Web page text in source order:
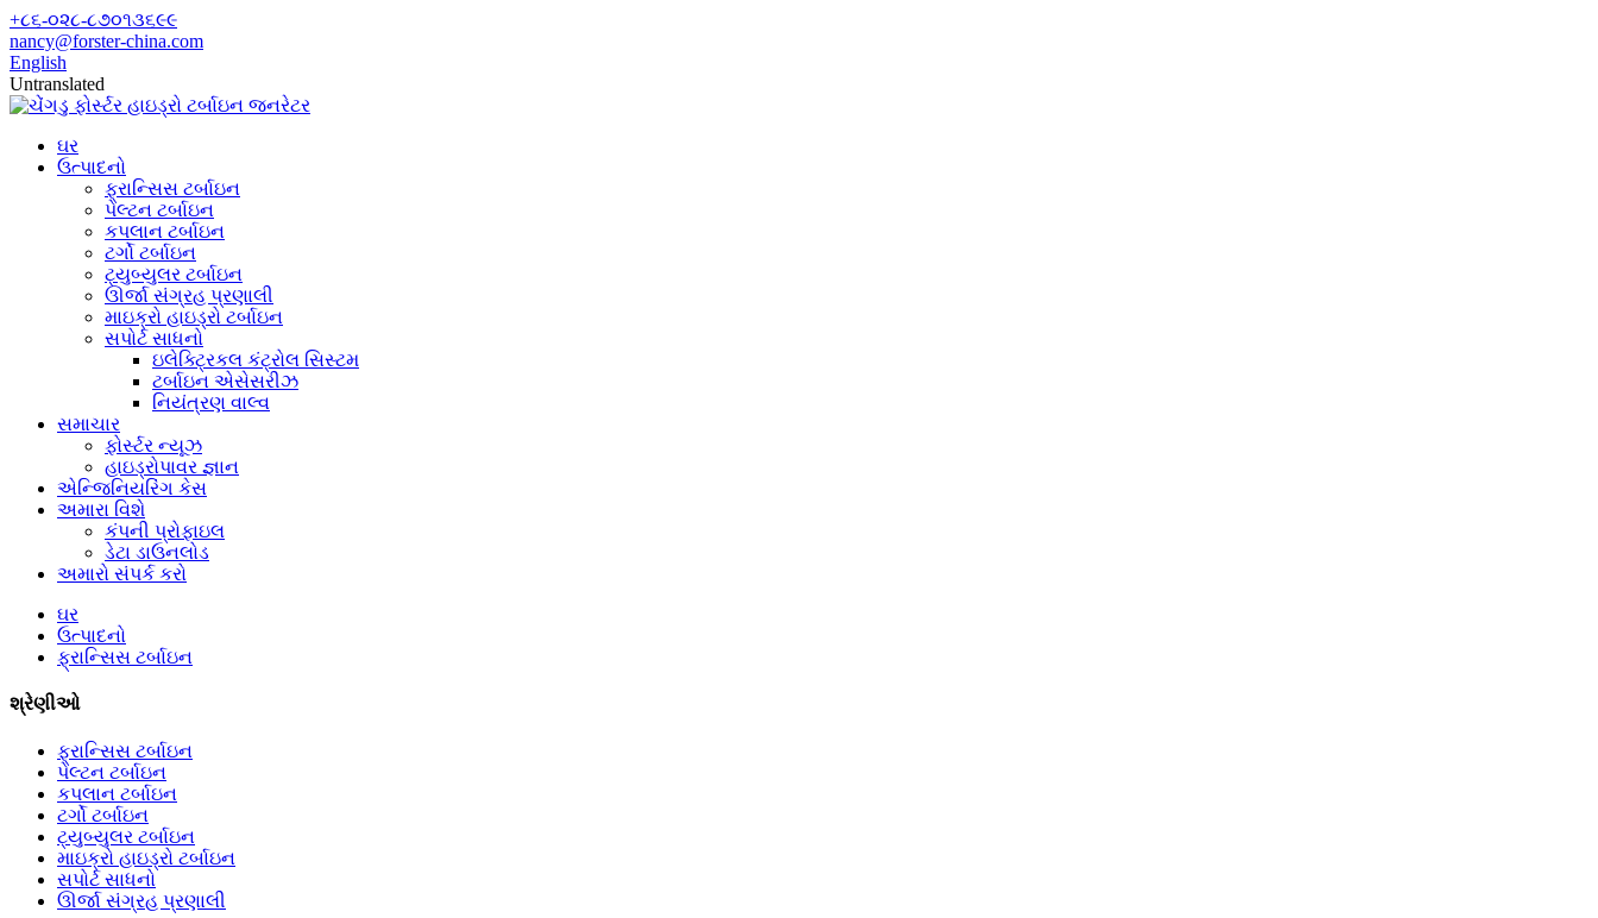
+૮૬-૦૨૮-૮૭૦૧૩૬૯૯
nancy@forster-china.com
English
Untranslated
ઘર
ઉત્પાદનો
ફ્રાન્સિસ ટર્બાઇન
પેલ્ટન ટર્બાઇન
કપલાન ટર્બાઇન
ટર્ગો ટર્બાઇન
ટ્યુબ્યુલર ટર્બાઇન
ઊર્જા સંગ્રહ પ્રણાલી
માઇક્રો હાઇડ્રો ટર્બાઇન
સપોર્ટ સાધનો
ઇલેક્ટ્રિકલ કંટ્રોલ સિસ્ટમ
ટર્બાઇન એસેસરીઝ
નિયંત્રણ વાલ્વ
સમાચાર
ફોર્સ્ટર ન્યૂઝ
હાઇડ્રોપાવર જ્ઞાન
એન્જિનિયરિંગ કેસ
અમારા વિશે
કંપની પ્રોફાઇલ
ડેટા ડાઉનલોડ
અમારો સંપર્ક કરો
ઘર
ઉત્પાદનો
ફ્રાન્સિસ ટર્બાઇન
શ્રેણીઓ
ફ્રાન્સિસ ટર્બાઇન
પેલ્ટન ટર્બાઇન
કપલાન ટર્બાઇન
ટર્ગો ટર્બાઇન
ટ્યુબ્યુલર ટર્બાઇન
માઇક્રો હાઇડ્રો ટર્બાઇન
સપોર્ટ સાધનો
ઊર્જા સંગ્રહ પ્રણાલી
વૈકલ્પિક ઉર્જા હાઇડ્રોઇલેક્ટ્રિક જનરેટર 500KW ફ્રેમવર્ક...
ઓછી સિવિલ બાંધકામ કિંમત ઉચ્ચ કાર્યક્ષમતા ઓછી ગરમી...
20 ફૂટ 250KWh 582KWh કન્ટેનરાઇઝ્ડ લિથિયમ-આયન બેટરી...